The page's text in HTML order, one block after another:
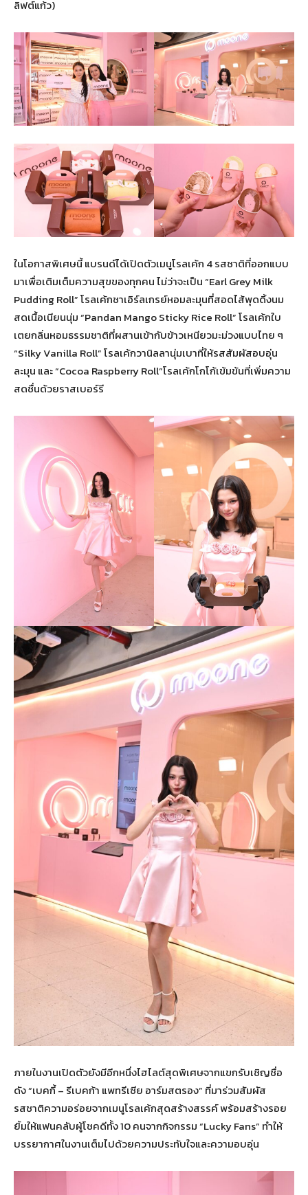
ลิฟต์แก้ว)
ในโอกาสพิเศษนี้ แบรนด์ได้เปิดตัวเมนูโรลเค้ก 4 รสชาติที่ออกแบบ
มาเพื่อเติมเต็มความสุขของทุกคน ไม่ว่าจะเป็น “Earl Grey Milk
Pudding Roll” โรลเค้กชาเอิร์ลเกรย์หอมละมุนที่สอดไส้พุดดิ้งนม
สดเนื้อเนียนนุ่ม “Pandan Mango Sticky Rice Roll” โรลเค้กใบ
เตยกลิ่นหอมธรรมชาติที่ผสานเข้ากับข้าวเหนียวมะม่วงแบบไทย ๆ
“Silky Vanilla Roll” โรลเค้กวานิลลานุ่มเบาที่ให้รสสัมผัสอบอุ่น
ละมุน และ “Cocoa Raspberry Roll”โรลเค้กโกโก้เข้มข้นที่เพิ่มความ
สดชื่นด้วยราสเบอร์รี
ภายในงานเปิดตัวยังมีอีกหนึ่งไฮไลต์สุดพิเศษจากแขกรับเชิญชื่อ
ดัง “เบคกี้ – รีเบคก้า แพทรีเซีย อาร์มสตรอง” ที่มาร่วมสัมผัส
รสชาติความอร่อยจากเมนูโรลเค้กสุดสร้างสรรค์ พร้อมสร้างรอย
ยิ้มให้แฟนคลับผู้โชคดีทั้ง 10 คนจากกิจกรรม “Lucky Fans” ทำให้
บรรยากาศในงานเต็มไปด้วยความประทับใจและความอบอุ่น